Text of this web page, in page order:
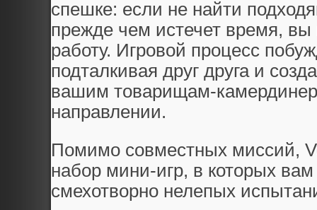
спешке: если не найти
прежде чем истечет время,
работу. Игровой процесс
подталкивая друг друга и
вашим товарищам-
направлении.
Помимо совместных миссий,
набор мини-игр, в которых вам
смехотворно нелепых